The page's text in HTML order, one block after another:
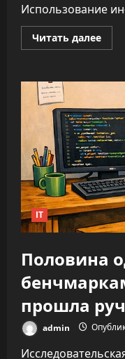
Использование
Читать далее
а
на
—
до
IT
Половина
прошла
admin